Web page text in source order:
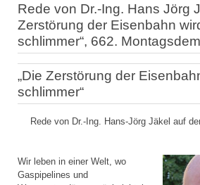
Rede von Dr.-Ing. Hans Jörg
Zerstörung der Eisenbahn
schlimmer“, 662.
„Die Zerstörung der
schlimmer“
Rede von Dr.-Ing. Hans-Jörg Jäkel auf
Wir leben in einer Welt, wo
Gaspipelines und